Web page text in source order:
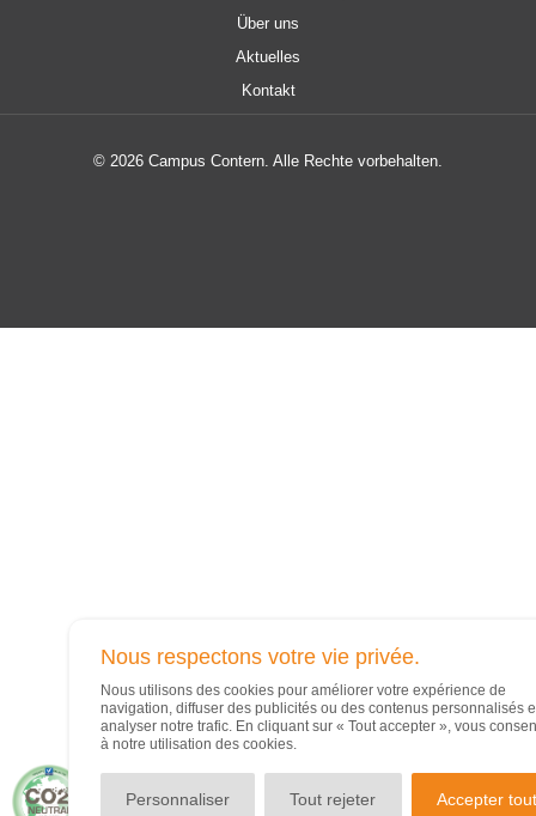
Nous respectons votre vie privée.
Nous utilisons des cookies pour améliorer votre expérience de
navigation, diffuser des publicités ou des contenus personnalisés
analyser notre trafic. En cliquant sur « Tout accepter », vous
à notre utilisation des cookies.
Personnaliser Tout rejeter Accepter tout
Über uns
Aktuelles
Kontakt
© 2026 Campus Contern. Alle Rechte vorbehalten.